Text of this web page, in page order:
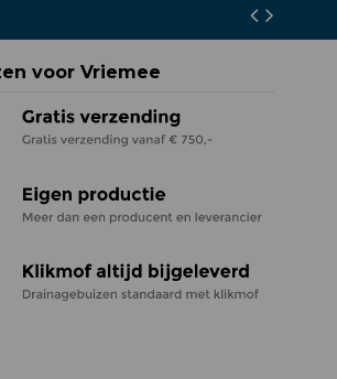
voor Vriemee